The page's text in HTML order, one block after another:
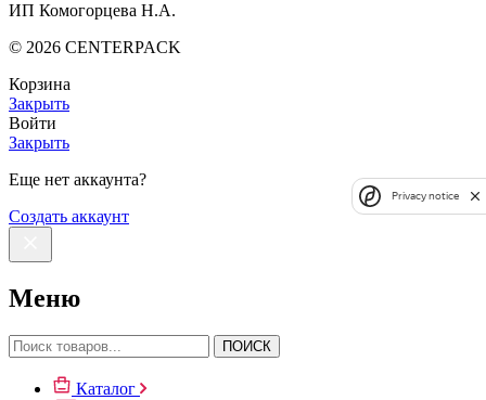
ИП Комогорцева Н.А.
© 2026 CENTERPACK
Корзина
Закрыть
Войти
Закрыть
Еще нет аккаунта?
Создать аккаунт
Меню
ПОИСК
Каталог
Privacy notice